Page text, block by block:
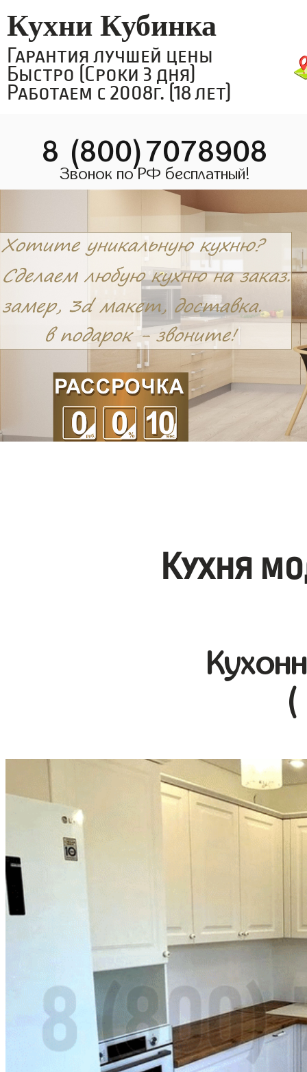
Кухни Кубинка
Гарантия лучшей цены
Быстро (Сроки 3 дня)
Работаем с 2008г. (18 лет)
8 (800)7078908
Звонок по РФ бесплатный!
Кухня
(